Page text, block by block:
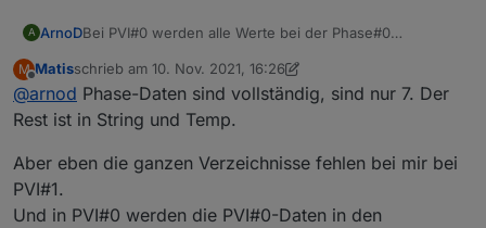
A ArnoDBei PVI#0 werden alle Werte bei der Phase#0
M
Offline
Matisschrieb am 10. Nov. 2021, 16:26
zuletzt editiert von Matis11. Okt. 2021, 17:51
@arnod Phase-Daten sind vollständig, sind nur 7. Der
Rest ist in String und Temp.
Aber eben die ganzen Verzeichnisse fehlen bei mir bei
PVI#1.
Und in PVI#0 werden die PVI#0-Daten in den